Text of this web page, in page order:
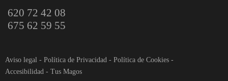
620 72 42 08
675 62 59 55
Aviso legal - Política de Privacidad - Política de Cookies -
Accesibilidad - Tus Magos